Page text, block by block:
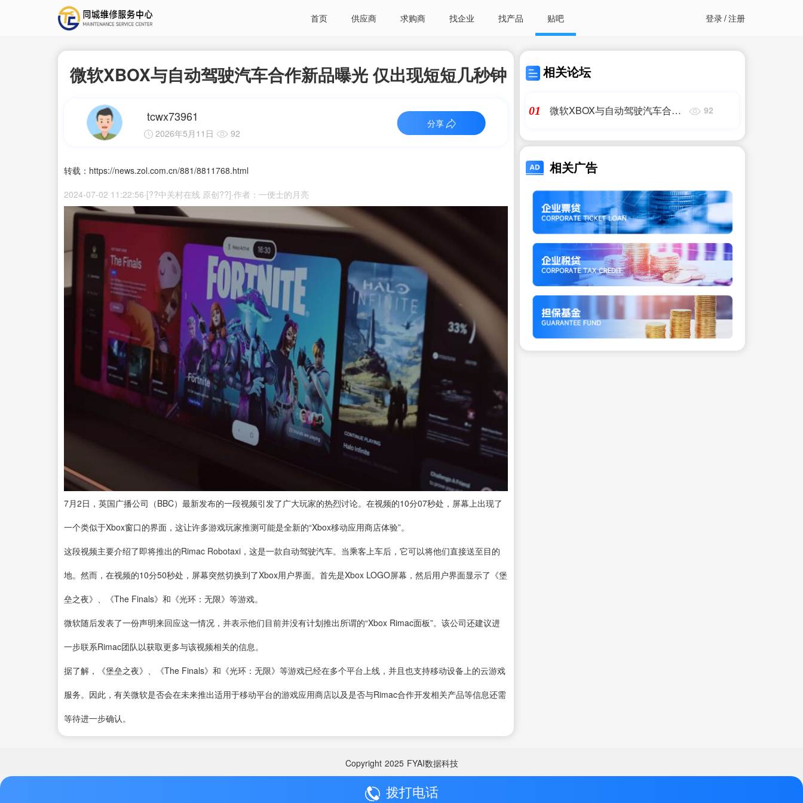
首页 供应商 求购商 找企业 找产品 贴吧 登录/注册
微软XBOX与自动驾驶汽车合作新品曝光 仅出现短短几秒钟
tcwx73961
2026年5月11日 92
分享
转载：https://news.zol.com.cn/881/8811768.html
2024-07-02 11:22:56·[??中关村在线 原创??]·作者：一便士的月亮
7月2日，英国广播公司（BBC）最新发布的一段视频引发了广大玩家的热烈讨论。在视频的10分07秒处，屏幕上出现了
一个类似于Xbox窗口的界面，这让许多游戏玩家推测可能是全新的“Xbox移动应用商店体验”。
这段视频主要介绍了即将推出的Rimac Robotaxi，这是一款自动驾驶汽车。当乘客上车后，它可以将他们直接送至目的
地。然而，在视频的10分50秒处，屏幕突然切换到了Xbox用户界面。首先是Xbox LOGO屏幕，然后用户界面显示了《堡
垒之夜》、《The Finals》和《光环：无限》等游戏。
微软随后发表了一份声明来回应这一情况，并表示他们目前并没有计划推出所谓的“Xbox Rimac面板”。该公司还建议进
一步联系Rimac团队以获取更多与该视频相关的信息。
据了解，《堡垒之夜》、《The Finals》和《光环：无限》等游戏已经在多个平台上线，并且也支持移动设备上的云游戏
服务。因此，有关微软是否会在未来推出适用于移动平台的游戏应用商店以及是否与Rimac合作开发相关产品等信息还需
等待进一步确认。
相关论坛
01
微软XBOX与自动驾驶汽车合作
92
相关广告
Copyright 2025 FYAI数据科技
拨打电话
Copyright 2025 FYAI数据科技